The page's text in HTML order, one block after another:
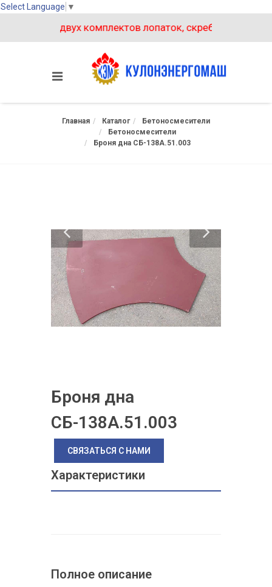
Select Language ▼
покупке двух комплектов лопаток, скребков на
Главная Каталог
Бетоносмесители
Бетоносмесители
Броня дна СБ-138А.51.003
Броня дна
СБ-138А.51.003
СВЯЗАТЬСЯ С НАМИ
Характеристики
Полное описание